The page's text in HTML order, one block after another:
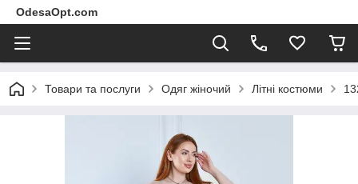
OdesaOpt.com
Товари та послуги Одяг жіночий Літні костюми